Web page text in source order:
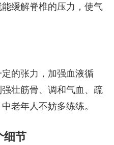
缓解脊椎的压力，使气
的张力，加强血液循
壮筋骨、调和气血、疏
老年人不妨多练练。
细节